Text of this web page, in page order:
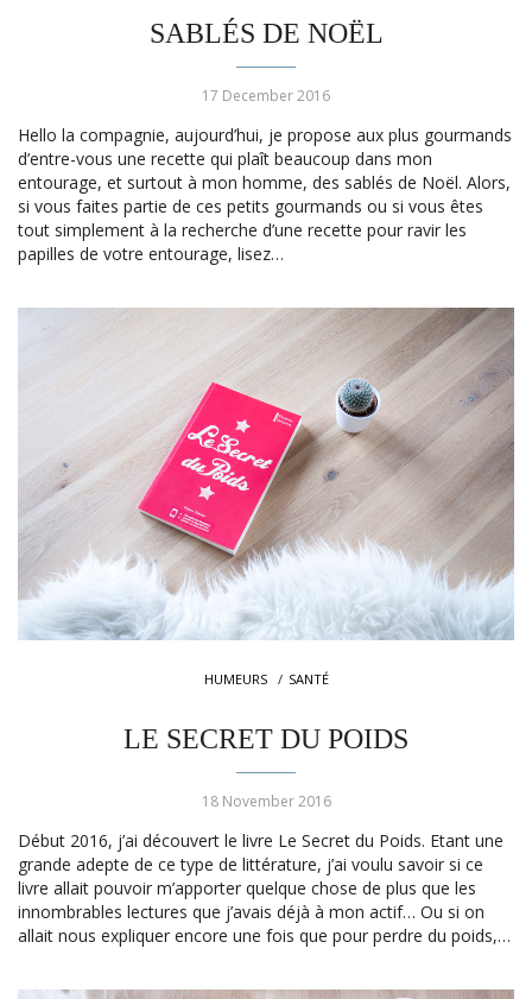
SABLÉS DE NOËL
17 December 2016
Hello la compagnie, aujourd’hui, je propose aux plus gourmands
d’entre-vous une recette qui plaît beaucoup dans mon
entourage, et surtout à mon homme, des sablés de Noël. Alors,
si vous faites partie de ces petits gourmands ou si vous êtes
tout simplement à la recherche d’une recette pour ravir les
papilles de votre entourage, lisez…
HUMEURS SANTÉ
LE SECRET DU POIDS
18 November 2016
Début 2016, j’ai découvert le livre Le Secret du Poids. Etant une
grande adepte de ce type de littérature, j’ai voulu savoir si ce
livre allait pouvoir m’apporter quelque chose de plus que les
innombrables lectures que j’avais déjà à mon actif… Ou si on
allait nous expliquer encore une fois que pour perdre du poids,…